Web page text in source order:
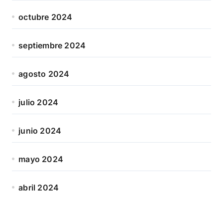
octubre 2024
septiembre 2024
agosto 2024
julio 2024
junio 2024
mayo 2024
abril 2024